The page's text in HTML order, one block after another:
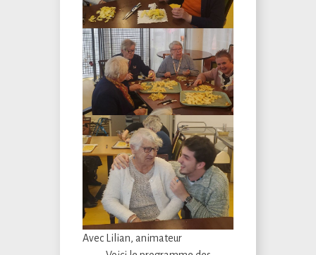
Avec Lilian, animateur